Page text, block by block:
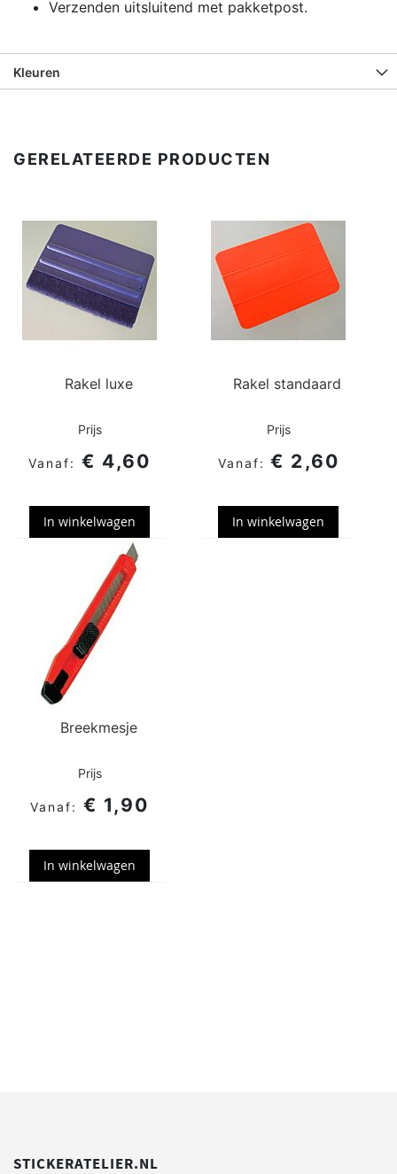
Verzenden uitsluitend met pakketpost.
Kleuren
GERELATEERDE PRODUCTEN
Rakel luxe
Prijs
€ 4,60
In winkelwagen
Rakel standaard
Prijs
€ 2,60
In winkelwagen
Breekmesje
Prijs
€ 1,90
In winkelwagen
STICKERATELIER.NL